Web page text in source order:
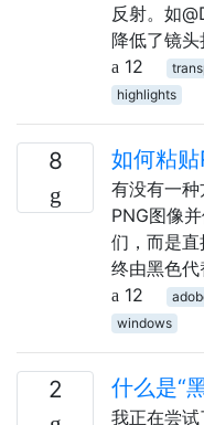
反射。如
降低了镜头
12
highlights
8 如何粘
有没有一
PNG图像
们，而是
终由黑色代
12
windows
2 什么是“
我正在尝